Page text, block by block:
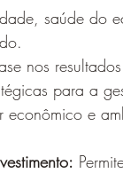
saúde do
nos
para a
econômico e